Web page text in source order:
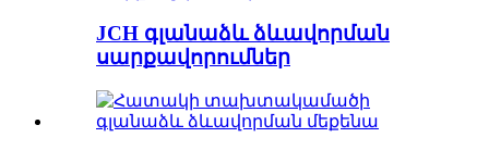
JCH գլանաձև ձևավորման
սարքավորումներ